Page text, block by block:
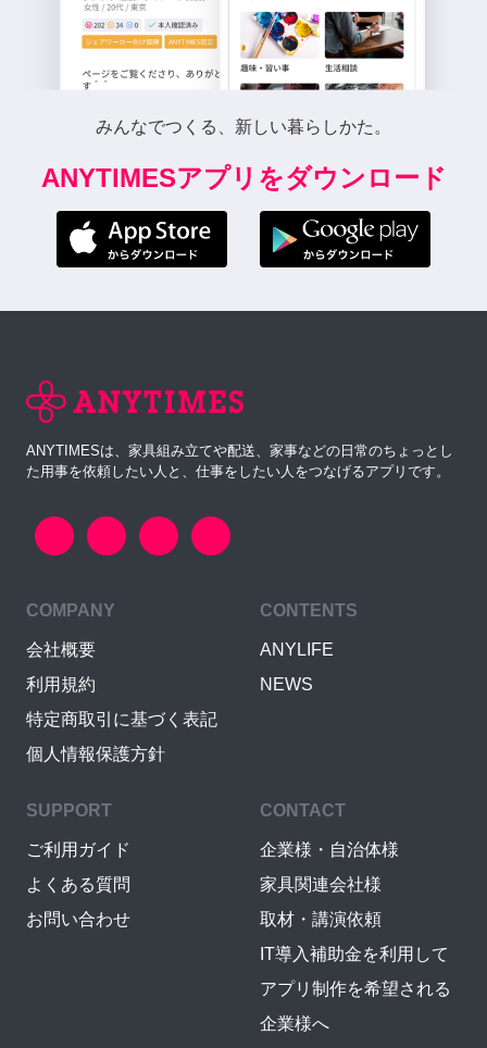
みんなでつくる、新しい暮らしかた。
ANYTIMESアプリをダウンロード
ANYTIMESは、家具組み立てや配送、家事などの日常のちょっとし
た用事を依頼したい人と、仕事をしたい人をつなげるアプリです。
COMPANY
会社概要
利用規約
特定商取引に基づく表記
個人情報保護方針
CONTENTS
ANYLIFE
NEWS
SUPPORT
ご利用ガイド
よくある質問
お問い合わせ
CONTACT
企業様・自治体様
家具関連会社様
取材・講演依頼
IT導入補助金を利用して
アプリ制作を希望される
企業様へ